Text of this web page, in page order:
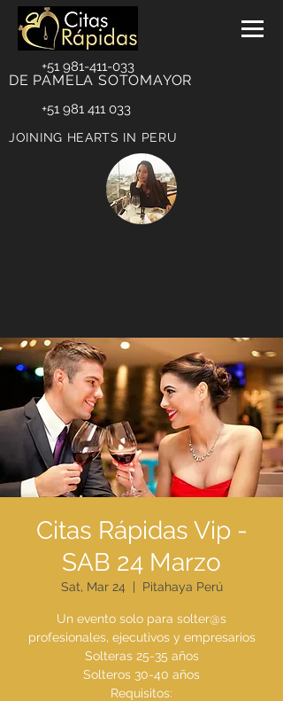
+51 981-411-033
DE PAMELA SOTOMAYOR
+51 981 411 033
JOINING HEARTS IN PERU
Citas Rápidas Vip -
SAB 24 Marzo
Sat, Mar 24 Pitahaya Perú
Un evento solo para solter@s
profesionales, ejecutivos y empresarios
Solteras 25-35 años
Solteros 30-40 años
Requisitos: